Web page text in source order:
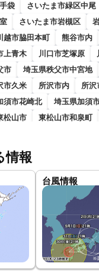
袋
さいたま市緑区中尾
さいたま市岩槻区
越市脇田本町 熊谷市内
上青木 川口市芝塚原
市 埼玉県秩父市中宮地
市久米 所沢市内 所沢
須市花崎北 埼玉県加須
松山市 東松山市和泉町
羽生市須影
市原市
越谷市蒲生愛宕町
入間市 埼玉
市 蓮光寺 桶川市坂田
の近く)
久喜市（南栗
幸手市上高野 鶴ヶ
毛呂山町中央３丁目 越
情報
台風情報